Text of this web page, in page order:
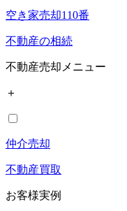
空き家売却110番
不動産の相続
不動産売却メニュー
＋
仲介売却
不動産買取
お客様実例